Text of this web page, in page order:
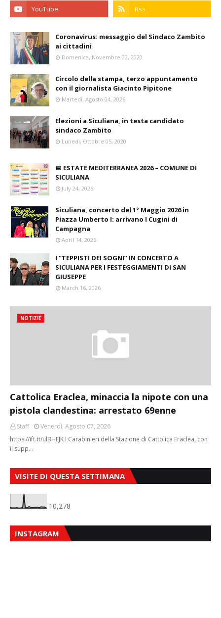
Coronavirus: messaggio del Sindaco Zambito
ai cittadini
Domenica, Novembre 22, 2020
Circolo della stampa, terzo appuntamento
con il giornalista Giacinto Pipitone
Martedì, Agosto 04, 2026
Elezioni a Siculiana, in testa candidato
sindaco Zambito
Lunedì, Ottobre 05, 2020
📅 ESTATE MEDITERRANEA 2026 – COMUNE DI
SICULIANA
July 24, 2026
Siculiana, concerto del 1° Maggio 2026 in
Piazza Umberto I: arrivano I Cugini di
Campagna
April 14, 2026
I “TEPPISTI DEI SOGNI” IN CONCERTO A
SICULIANA PER I FESTEGGIAMENTI DI SAN
GIUSEPPE
March 16, 2026
NOTIZIE
Cattolica Eraclea, minaccia la nipote con una
pistola clandestina: arrestato 69enne
Staff
Venerdì, Agosto 07, 2026
https://ift.tt/ulBHEJK I Carabinieri della Stazione di Cattolica Eraclea, con
il supp…
VISITE DI QUESTA SETTIMANA
10,278
INSTAGRAM